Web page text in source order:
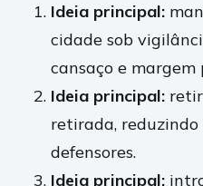
Ideia principal:
cidade sob
cansaço e margem
Ideia principal:
retirada,
defensores.
Ideia principal: